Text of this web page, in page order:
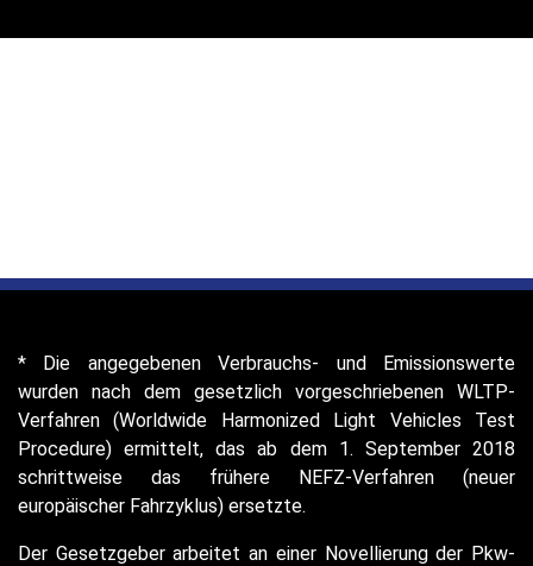
* Die angegebenen Verbrauchs- und Emissionswerte
wurden nach dem gesetzlich vorgeschriebenen WLTP-
Verfahren (Worldwide Harmonized Light Vehicles Test
Procedure) ermittelt, das ab dem 1. September 2018
schrittweise das frühere NEFZ-Verfahren (neuer
europäischer Fahrzyklus) ersetzte.
Der Gesetzgeber arbeitet an einer Novellierung der Pkw-